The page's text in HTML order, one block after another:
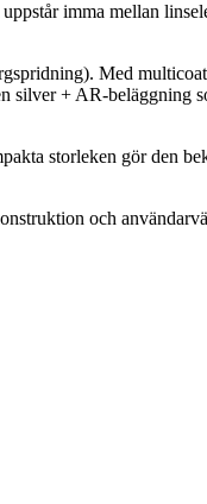
imma mellan
Med
+ AR-beläggning
storleken gör den
och